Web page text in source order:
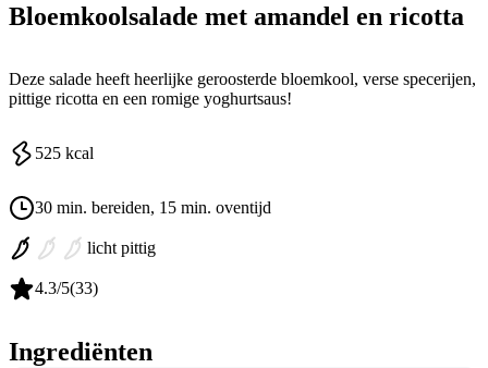
Bloemkoolsalade met amandel en ricotta
Deze salade heeft heerlijke geroosterde bloemkool, verse specerijen,
pittige ricotta en een romige yoghurtsaus!
525 kcal
30 min. bereiden, 15 min. oventijd
licht pittig
4.3/5(33)
Ingrediënten